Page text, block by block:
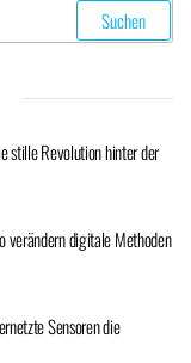
stille Revolution hinter der
verändern digitale Methoden
Sensoren die